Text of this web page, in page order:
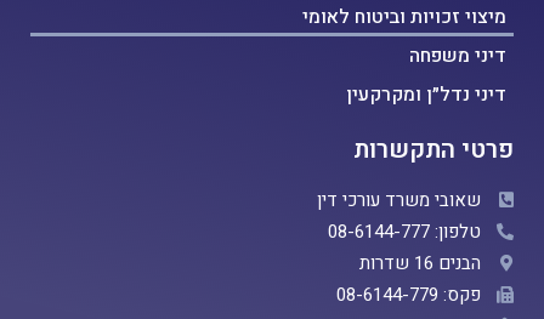
מיצוי זכויות וביטוח לאומי
דיני משפחה
דיני נדל״ן ומקרקעין
פרטי התקשרות
שאובי משרד עורכי דין
טלפון: 08-6144-777
הבנים 16 שדרות
פקס: 08-6144-779